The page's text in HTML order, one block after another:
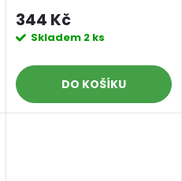
344 Kč
Skladem 2 ks
DO KOŠÍKU